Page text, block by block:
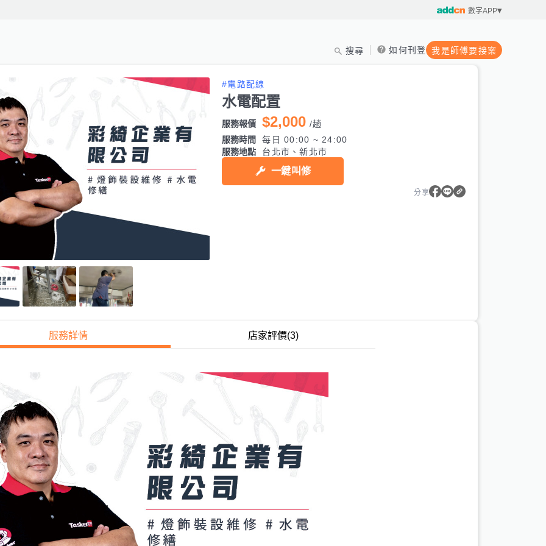
數字APP
搜尋 如何刊登 我是師傅要接案
#電路配線
水電配置
服務報價 $2,000 /趟
服務時間
每日 00:00 ~ 24:00
服務地點
台北市、新北市
一鍵叫修
分享
服務詳情 店家評價(3)